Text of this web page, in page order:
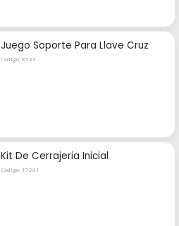
Juego Soporte Para Llave Cruz
Código: 8533
Kit De Cerrajeria Inicial
Código: 17261